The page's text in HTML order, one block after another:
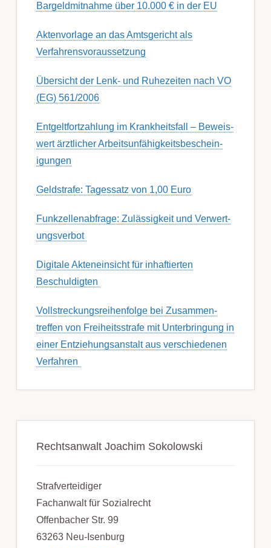
Bargeldmitnahme über 10.000 € in der EU
Aktenvorlage an das Amtsgericht als
Verfahrensvoraussetzung
Übersicht der Lenk- und Ruhezeiten nach VO
(EG) 561/2006
Ent­gelt­fort­zahl­ung im Krank­heits­fall – Be­weis­
wert ärzt­lich­er Ar­beits­un­fähig­keits­be­schein­
igung­en
Geldstrafe: Tagessatz von 1,00 Euro
Funk­zell­en­ab­fra­ge: Zu­lässig­keit und Ver­wert­
ungs­ver­bot
Digitale Akteneinsicht für inhaftierten
Beschuldigten
Voll­streckungs­­­reihenfolge bei Zusamm­­en­
treffen von Frei­heits­strafe mit Unter­bring­ung in
einer Ent­ziehungs­anstalt aus ver­schied­enen
Ver­fahren
Rechtsanwalt Joachim Sokolowski
Strafverteidiger
Fachanwalt für Sozialrecht
Offenbacher Str. 99
63263 Neu-Isenburg